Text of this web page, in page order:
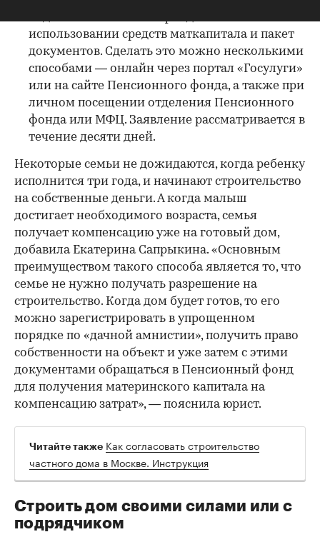
использовании средств маткапитала и пакет
документов. Сделать это можно несколькими
способами — онлайн через портал «Госулуги»
или на сайте Пенсионного фонда, а также при
личном посещении отделения Пенсионного
фонда или МФЦ. Заявление рассматривается в
течение десяти дней.
Некоторые семьи не дожидаются, когда ребенку
исполнится три года, и начинают строительство
на собственные деньги. А когда малыш
достигает необходимого возраста, семья
получает компенсацию уже на готовый дом,
добавила Екатерина Сапрыкина. «Основным
преимуществом такого способа является то, что
семье не нужно получать разрешение на
строительство. Когда дом будет готов, то его
можно зарегистрировать в упрощенном
порядке по «дачной амнистии», получить право
собственности на объект и уже затем с этими
документами обращаться в Пенсионный фонд
для получения материнского капитала на
компенсацию затрат», — пояснила юрист.
Читайте также Как согласовать строительство
частного дома в Москве. Инструкция
Строить дом своими силами или с
подрядчиком